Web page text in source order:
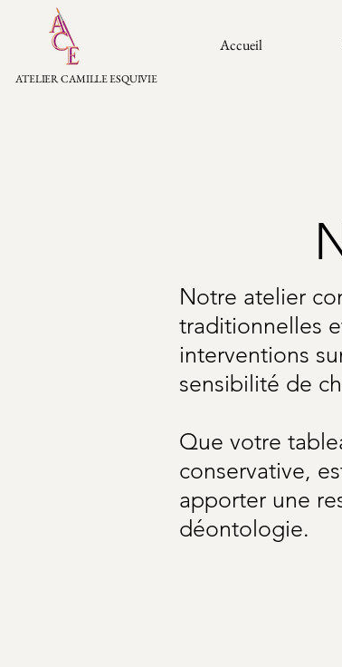
Accueil
ATELIER CAMILLE ESQUIVIE
Notre atelier
traditionnelles
interventions
sensibilité de
Que votre
conservative,
apporter une
déontologie.